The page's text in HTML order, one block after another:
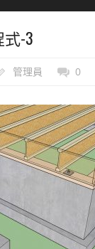
式-3
管理員 0